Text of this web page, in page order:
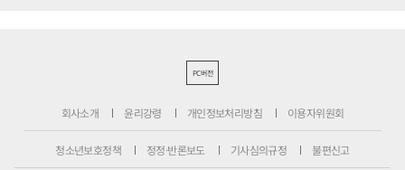
PC버전
회사소개 윤리강령 개인정보처리방침 이용자위원회
청소년보호정책 정정·반론보도 기사심의규정 불편신고